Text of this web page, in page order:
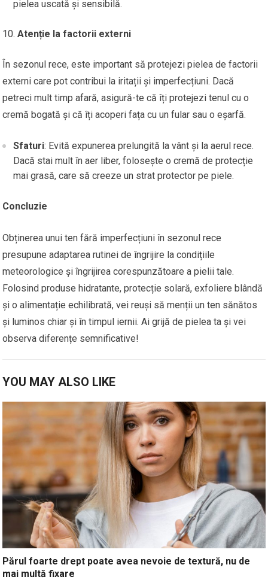
pielea uscată și sensibilă.
Atenție la factorii externi
În sezonul rece, este important să protejezi pielea de factorii
externi care pot contribui la iritații și imperfecțiuni. Dacă
petreci mult timp afară, asigură-te că îți protejezi tenul cu o
cremă bogată și că îți acoperi fața cu un fular sau o eșarfă.
Sfaturi: Evită expunerea prelungită la vânt și la aerul rece.
Dacă stai mult în aer liber, folosește o cremă de protecție
mai grasă, care să creeze un strat protector pe piele.
Concluzie
Obținerea unui ten fără imperfecțiuni în sezonul rece
presupune adaptarea rutinei de îngrijire la condițiile
meteorologice și îngrijirea corespunzătoare a pielii tale.
Folosind produse hidratante, protecție solară, exfoliere blândă
și o alimentație echilibrată, vei reuși să menții un ten sănătos
și luminos chiar și în timpul iernii. Ai grijă de pielea ta și vei
observa diferențe semnificative!
YOU MAY ALSO LIKE
Părul foarte drept poate avea nevoie de textură, nu de
mai multă fixare